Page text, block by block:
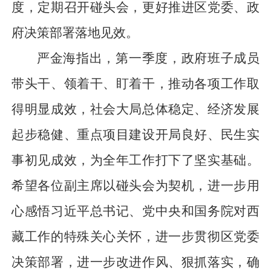
度，定期召开碰头会，更好推进区党委、政
府决策部署落地见效。
严金海指出，第一季度，政府班子成员
带头干、领着干、盯着干，推动各项工作取
得明显成效，社会大局总体稳定、经济发展
起步稳健、重点项目建设开局良好、民生实
事初见成效，为全年工作打下了坚实基础。
希望各位副主席以碰头会为契机，进一步用
心感悟习近平总书记、党中央和国务院对西
藏工作的特殊关心关怀，进一步贯彻区党委
决策部署，进一步改进作风、狠抓落实，确